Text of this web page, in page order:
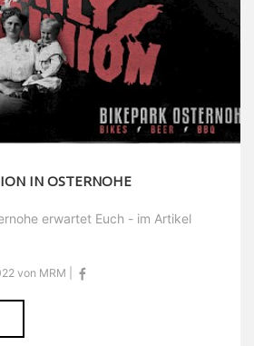
IN OSTERNOHE
erwartet Euch - im Artikel
von MRM |